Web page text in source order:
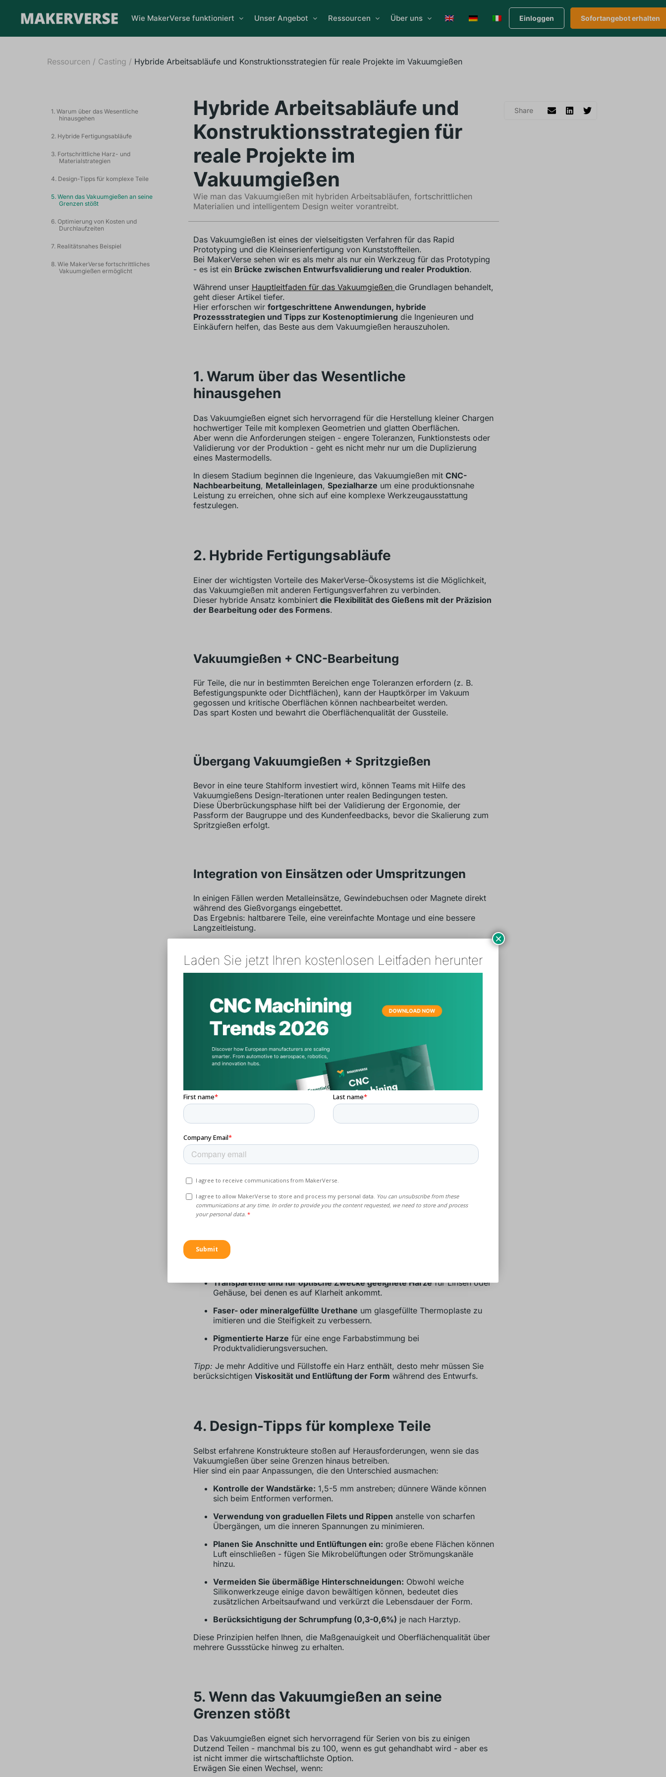
Wie MakerVerse funktioniert Unser Angebot Ressourcen Über uns Einloggen Sofortangebot erhalten
Ressourcen / Casting / Hybride Arbeitsabläufe und Konstruktionsstrategien für reale Projekte im Vakuumgießen
1. Warum über das Wesentliche
hinausgehen
2. Hybride Fertigungsabläufe
3. Fortschrittliche Harz- und
Materialstrategien
4. Design-Tipps für komplexe Teile
5. Wenn das Vakuumgießen an seine
Grenzen stößt
6. Optimierung von Kosten und
Durchlaufzeiten
7. Realitätsnahes Beispiel
8. Wie MakerVerse fortschrittliches
Vakuumgießen ermöglicht
Hybride Arbeitsabläufe und
Konstruktionsstrategien für
reale Projekte im
Vakuumgießen
Wie man das Vakuumgießen mit hybriden Arbeitsabläufen, fortschrittlichen
Materialien und intelligentem Design weiter vorantreibt.
Das Vakuumgießen ist eines der vielseitigsten Verfahren für das Rapid
Prototyping und die Kleinserienfertigung von Kunststoffteilen.
Bei MakerVerse sehen wir es als mehr als nur ein Werkzeug für das Prototyping
- es ist ein Brücke zwischen Entwurfsvalidierung und realer Produktion.
Während unser Hauptleitfaden für das Vakuumgießen die Grundlagen behandelt,
geht dieser Artikel tiefer.
Hier erforschen wir fortgeschrittene Anwendungen, hybride
Prozessstrategien und Tipps zur Kostenoptimierung die Ingenieuren und
Einkäufern helfen, das Beste aus dem Vakuumgießen herauszuholen.
1. Warum über das Wesentliche
hinausgehen
Das Vakuumgießen eignet sich hervorragend für die Herstellung kleiner Chargen
hochwertiger Teile mit komplexen Geometrien und glatten Oberflächen.
Aber wenn die Anforderungen steigen - engere Toleranzen, Funktionstests oder
Validierung vor der Produktion - geht es nicht mehr nur um die Duplizierung
eines Mastermodells.
In diesem Stadium beginnen die Ingenieure, das Vakuumgießen mit CNC-
Nachbearbeitung, Metalleinlagen, Spezialharze um eine produktionsnahe
Leistung zu erreichen, ohne sich auf eine komplexe Werkzeugausstattung
festzulegen.
2. Hybride Fertigungsabläufe
Einer der wichtigsten Vorteile des MakerVerse-Ökosystems ist die Möglichkeit,
das Vakuumgießen mit anderen Fertigungsverfahren zu verbinden.
Dieser hybride Ansatz kombiniert die Flexibilität des Gießens mit der Präzision
der Bearbeitung oder des Formens.
Vakuumgießen + CNC-Bearbeitung
Für Teile, die nur in bestimmten Bereichen enge Toleranzen erfordern (z. B.
Befestigungspunkte oder Dichtflächen), kann der Hauptkörper im Vakuum
gegossen und kritische Oberflächen können nachbearbeitet werden.
Das spart Kosten und bewahrt die Oberflächenqualität der Gussteile.
Übergang Vakuumgießen + Spritzgießen
Bevor in eine teure Stahlform investiert wird, können Teams mit Hilfe des
Vakuumgießens Design-Iterationen unter realen Bedingungen testen.
Diese Überbrückungsphase hilft bei der Validierung der Ergonomie, der
Passform der Baugruppe und des Kundenfeedbacks, bevor die Skalierung zum
Spritzgießen erfolgt.
Integration von Einsätzen oder Umspritzungen
In einigen Fällen werden Metalleinsätze, Gewindebuchsen oder Magnete direkt
während des Gießvorgangs eingebettet.
Das Ergebnis: haltbarere Teile, eine vereinfachte Montage und eine bessere
Langzeitleistung.
Starten Sie Ihr Fertigungsprojekt mit MakerVerse
sofortigen Zugang zu einer geprüften Lieferkette und einer breiten Palette an
Fertigungstechnologien. Mit KI-gestützter Angebotserstellung, Auftragsverwaltung
und -abwicklung hilft MakerVerse bei allem, vom ersten Prototyp bis zur
Serienfertigung.
Sofortangebot erhalten
3. Fortschrittliche Harz- und
Materialstrategien
Moderne Urethanharze haben sich weit über einfache ABS- oder gummiähnliche
Hier sind einige Hochleistungsoptionen, die unsere Ingenieure häufig für
MakerVerse-Projekte empfehlen:
Schwer entflammbare Harze
Transparente und für optische Zwecke geeignete Harzefür Linsen oder
Gehäuse, bei denen es auf Klarheit ankommt.
Faser- oder mineralgefüllte Urethane um glasgefüllte Thermoplaste zu
imitieren und die Steifigkeit zu verbessern.
Pigmentierte Harze für eine enge Farbabstimmung bei
Produktvalidierungsversuchen.
Tipp: Je mehr Additive und Füllstoffe ein Harz enthält, desto mehr müssen Sie
berücksichtigen Viskosität und Entlüftung der Form während des Entwurfs.
4. Design-Tipps für komplexe Teile
Selbst erfahrene Konstrukteure stoßen auf Herausforderungen, wenn sie das
Vakuumgießen über seine Grenzen hinaus betreiben.
Hier sind ein paar Anpassungen, die den Unterschied ausmachen:
Kontrolle der Wandstärke: 1,5-5 mm anstreben; dünnere Wände können
sich beim Entformen verformen.
Verwendung von graduellen Filets und Rippen anstelle von scharfen
Übergängen, um die inneren Spannungen zu minimieren.
Planen Sie Anschnitte und Entlüftungen ein: große ebene Flächen können
Luft einschließen - fügen Sie Mikrobelüftungen oder Strömungskanäle
hinzu.
Vermeiden Sie übermäßige Hinterschneidungen: Obwohl weiche
Silikonwerkzeuge einige davon bewältigen können, bedeutet dies
zusätzlichen Arbeitsaufwand und verkürzt die Lebensdauer der Form.
Berücksichtigung der Schrumpfung (0,3-0,6%) je nach Harztyp.
Diese Prinzipien helfen Ihnen, die Maßgenauigkeit und Oberflächenqualität über
mehrere Gussstücke hinweg zu erhalten.
5. Wenn das Vakuumgießen an seine
Grenzen stößt
Das Vakuumgießen eignet sich hervorragend für Serien von bis zu einigen
Dutzend Teilen - manchmal bis zu 100, wenn es gut gehandhabt wird - aber es
ist nicht immer die wirtschaftlichste Option.
Erwägen Sie einen Wechsel, wenn:
Laden Sie jetzt Ihren kostenlosen Leitfaden herunter
×